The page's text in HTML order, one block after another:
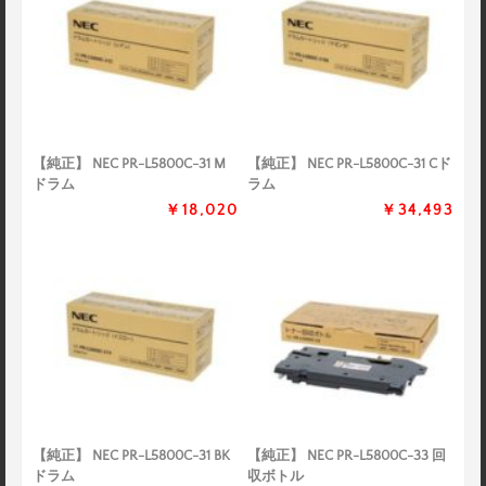
【純正】 NEC PR-L5800C-31 M
ドラム
￥18,020
【純正】 NEC PR-L5800C-31 Cド
ラム
￥34,493
【純正】 NEC PR-L5800C-31 BK
ドラム
【純正】 NEC PR-L5800C-33 回
収ボトル